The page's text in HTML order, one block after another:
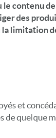
contenu
des
limitation
et
de quelque